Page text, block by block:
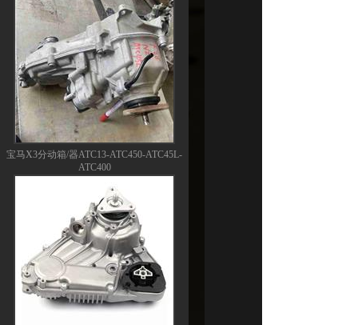
宝马X3分动箱/器ATC13-ATC450-ATC45L-
ATC400